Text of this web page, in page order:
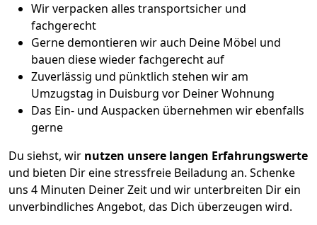
Wir verpacken alles transportsicher und
fachgerecht
Gerne demontieren wir auch Deine Möbel und
bauen diese wieder fachgerecht auf
Zuverlässig und pünktlich stehen wir am
Umzugstag in Duisburg vor Deiner Wohnung
Das Ein- und Auspacken übernehmen wir ebenfalls
gerne
Du siehst, wir nutzen unsere langen Erfahrungswerte
und bieten Dir eine stressfreie Beiladung an. Schenke
uns 4 Minuten Deiner Zeit und wir unterbreiten Dir ein
unverbindliches Angebot, das Dich überzeugen wird.